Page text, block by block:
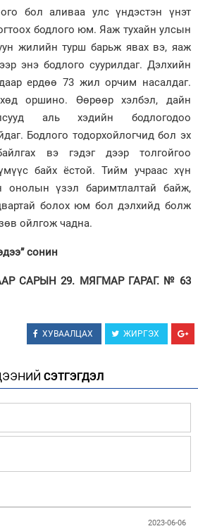
бол аливаа улс үндэстэн үнэт
бодлого юм. Яаж тухайн улсын
жилийн турш барьж явах вэ, яаж
энэ бодлого суурилдаг. Дэлхийн
ердөө 73 жил орчим насалдаг.
оршино. Өөрөөр хэлбэл, дайн
аль хэдийн бодлогодоо
Бодлого тодорхойлогчид бол эх
вэ гэдэг дээр толгойгоо
байх ёстой. Тийм учраас хүн
онолын үзэл баримтлалтай байж,
болох юм бол дэлхийд болж
ойлгож чадна.
сонин
САРЫН 29. МЯГМАР ГАРАГ. № 63
ХУВААЛЦАХ ЖИРГЭХ
СЭТГЭГДЭЛ
2023-06-06